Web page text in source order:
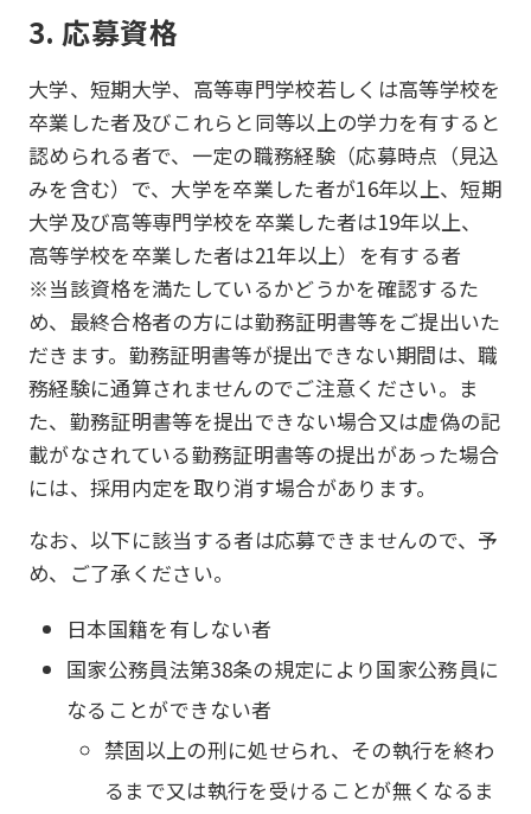
3. 応募資格
大学、短期大学、高等専門学校若しくは高等学校を
卒業した者及びこれらと同等以上の学力を有すると
認められる者で、一定の職務経験（応募時点（見込
みを含む）で、大学を卒業した者が16年以上、短期
大学及び高等専門学校を卒業した者は19年以上、
高等学校を卒業した者は21年以上）を有する者
※当該資格を満たしているかどうかを確認するた
め、最終合格者の方には勤務証明書等をご提出いた
だきます。勤務証明書等が提出できない期間は、職
務経験に通算されませんのでご注意ください。ま
た、勤務証明書等を提出できない場合又は虚偽の記
載がなされている勤務証明書等の提出があった場合
には、採用内定を取り消す場合があります。
なお、以下に該当する者は応募できませんので、予
め、ご了承ください。
日本国籍を有しない者
国家公務員法第38条の規定により国家公務員に
なることができない者
禁固以上の刑に処せられ、その執行を終わ
るまで又は執行を受けることが無くなるま